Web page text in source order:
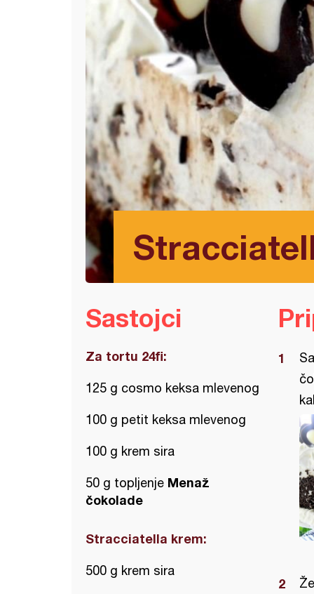
Sastojci
Za tortu 24fi:
125 g cosmo keksa mlevenog
100 g petit keksa mlevenog
100 g krem sira
50 g topljenje Menaž
čokolade
Stracciatella krem:
500 g krem sira